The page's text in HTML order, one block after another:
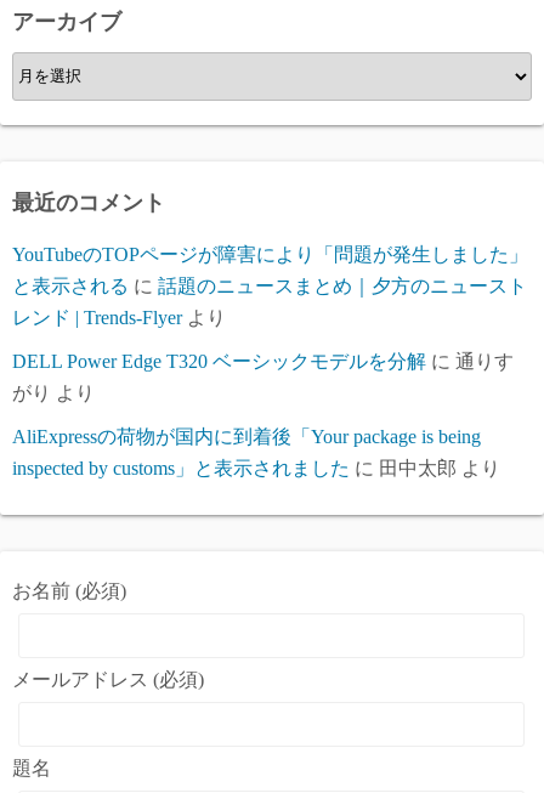
ー
アーカイブ
ア
ー
カ
ブ
最近のコメント
YouTubeのTOPページが障害により「問題が発生しました」
と表示される に 話題のニュースまとめ｜夕方のニュースト
レンド | Trends-Flyerより
DELL Power Edge T320 ベーシックモデルを分解 に 通りす
がり より
AliExpressの荷物が国内に到着後「Your package is being
inspected by customs」と表示されました に 田中太郎 より
お名前 (必須)
メールアドレス (必須)
題名